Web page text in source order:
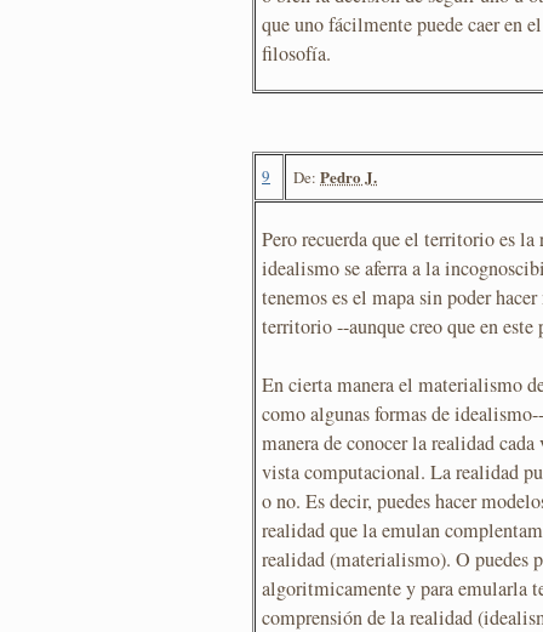
que uno fácilmente puede caer en
filosofía.
9 De: Pedro J.
Pero recuerda que el territorio es
idealismo se aferra a la
tenemos es el mapa sin poder
territorio --aunque creo que en
En cierta manera el materialismo
como algunas formas de
manera de conocer la realidad
vista computacional. La realidad
o no. Es decir, puedes hacer
realidad que la emulan
realidad (materialismo). O puedes
algoritmicamente y para emularla
comprensión de la realidad